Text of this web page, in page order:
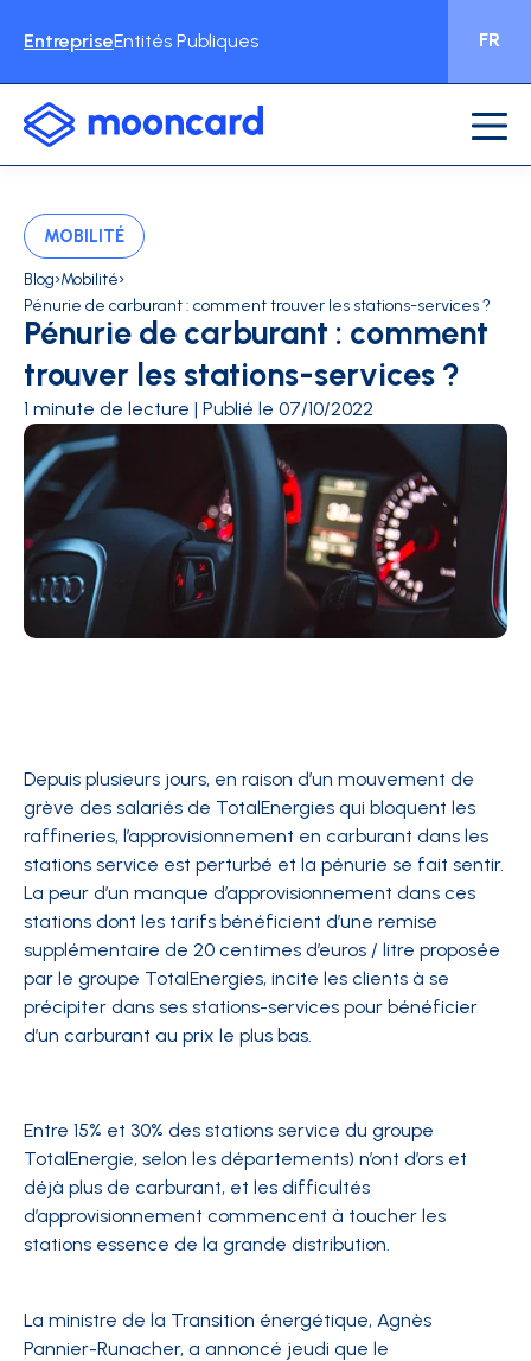
EntrepriseEntités Publiques FR
MOBILITÉ
Blog›Mobilité›
Pénurie de carburant : comment trouver les stations-services ?
Pénurie de carburant : comment
trouver les stations-services ?
1 minute de lecture | Publié le 07/10/2022
Depuis plusieurs jours, en raison d’un mouvement de
grève des salariés de TotalEnergies qui bloquent les
raffineries, l’approvisionnement en carburant dans les
stations service est perturbé et la pénurie se fait sentir.
La peur d’un manque d’approvisionnement dans ces
stations dont les tarifs bénéficient d’une remise
supplémentaire de 20 centimes d’euros / litre proposée
par le groupe TotalEnergies, incite les clients à se
précipiter dans ses stations-services pour bénéficier
d’un carburant au prix le plus bas.
Entre 15% et 30% des stations service du groupe
TotalEnergie, selon les départements) n’ont d’ors et
déjà plus de carburant, et les difficultés
d’approvisionnement commencent à toucher les
stations essence de la grande distribution.
La ministre de la Transition énergétique, Agnès
Pannier-Runacher, a annoncé jeudi que le